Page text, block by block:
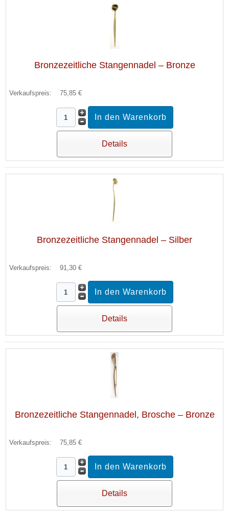
Bronzezeitliche Stangennadel – Bronze
Verkaufspreis: 75,85 €
Details
Bronzezeitliche Stangennadel – Silber
Verkaufspreis: 91,30 €
Details
Bronzezeitliche Stangennadel, Brosche – Bronze
Verkaufspreis: 75,85 €
Details